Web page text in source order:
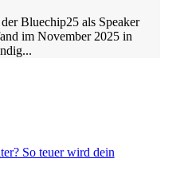
Bluechip25 als Speaker
im November 2025 in